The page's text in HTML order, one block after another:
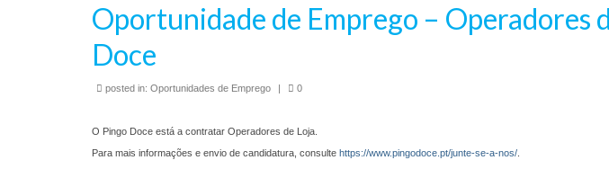
Oportunidade de Emprego – Operadores
Doce
posted in: Oportunidades de Emprego 0
O Pingo Doce está a contratar Operadores de Loja.
Para mais informações e envio de candidatura, consulte https://www.pingodoce.pt/junte-se-a-nos/